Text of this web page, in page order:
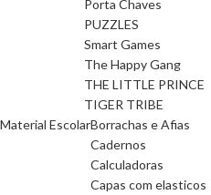
Porta Chaves
PUZZLES
Smart Games
The Happy Gang
THE LITTLE PRINCE
TIGER TRIBE
Material EscolarBorrachas e Afias
Cadernos
Calculadoras
Capas com elasticos